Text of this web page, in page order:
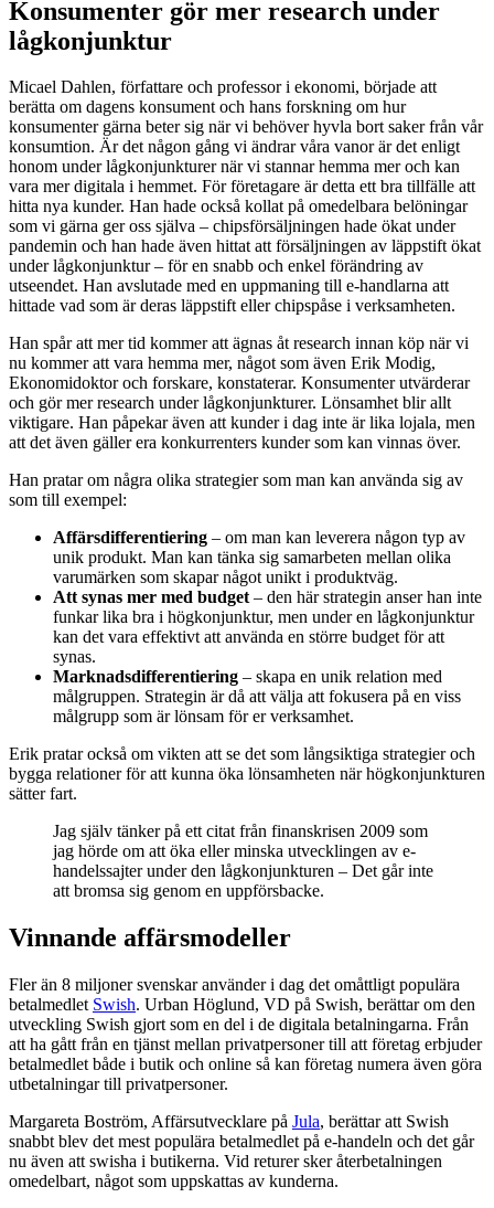
Konsumenter gör mer research under
lågkonjunktur
Micael Dahlen, författare och professor i ekonomi, började att
berätta om dagens konsument och hans forskning om hur
konsumenter gärna beter sig när vi behöver hyvla bort saker från vår
konsumtion. Är det någon gång vi ändrar våra vanor är det enligt
honom under lågkonjunkturer när vi stannar hemma mer och kan
vara mer digitala i hemmet. För företagare är detta ett bra tillfälle att
hitta nya kunder. Han hade också kollat på omedelbara belöningar
som vi gärna ger oss själva – chipsförsäljningen hade ökat under
pandemin och han hade även hittat att försäljningen av läppstift ökat
under lågkonjunktur – för en snabb och enkel förändring av
utseendet. Han avslutade med en uppmaning till e-handlarna att
hittade vad som är deras läppstift eller chipspåse i verksamheten.
Han spår att mer tid kommer att ägnas åt research innan köp när vi
nu kommer att vara hemma mer, något som även Erik Modig,
Ekonomidoktor och forskare, konstaterar. Konsumenter utvärderar
och gör mer research under lågkonjunkturer. Lönsamhet blir allt
viktigare. Han påpekar även att kunder i dag inte är lika lojala, men
att det även gäller era konkurrenters kunder som kan vinnas över.
Han pratar om några olika strategier som man kan använda sig av
som till exempel:
Affärsdifferentiering – om man kan leverera någon typ av
unik produkt. Man kan tänka sig samarbeten mellan olika
varumärken som skapar något unikt i produktväg.
Att synas mer med budget– den här strategin anser han inte
funkar lika bra i högkonjunktur, men under en lågkonjunktur
kan det vara effektivt att använda en större budget för att
synas.
Marknadsdifferentiering – skapa en unik relation med
målgruppen. Strategin är då att välja att fokusera på en viss
målgrupp som är lönsam för er verksamhet.
Erik pratar också om vikten att se det som långsiktiga strategier och
bygga relationer för att kunna öka lönsamheten när högkonjunkturen
sätter fart.
Jag själv tänker på ett citat från finanskrisen 2009 som
jag hörde om att öka eller minska utvecklingen av e-
handelssajter under den lågkonjunkturen – Det går inte
att bromsa sig genom en uppförsbacke.
Vinnande affärsmodeller
Fler än 8 miljoner svenskar använder i dag det omåttligt populära
betalmedlet Swish. Urban Höglund, VD på Swish, berättar om den
utveckling Swish gjort som en del i de digitala betalningarna. Från
att ha gått från en tjänst mellan privatpersoner till att företag erbjuder
betalmedlet både i butik och online så kan företag numera även göra
utbetalningar till privatpersoner.
Margareta Boström, Affärsutvecklare på Jula, berättar att Swish
snabbt blev det mest populära betalmedlet på e-handeln och det går
nu även att swisha i butikerna. Vid returer sker återbetalningen
omedelbart, något som uppskattas av kunderna.